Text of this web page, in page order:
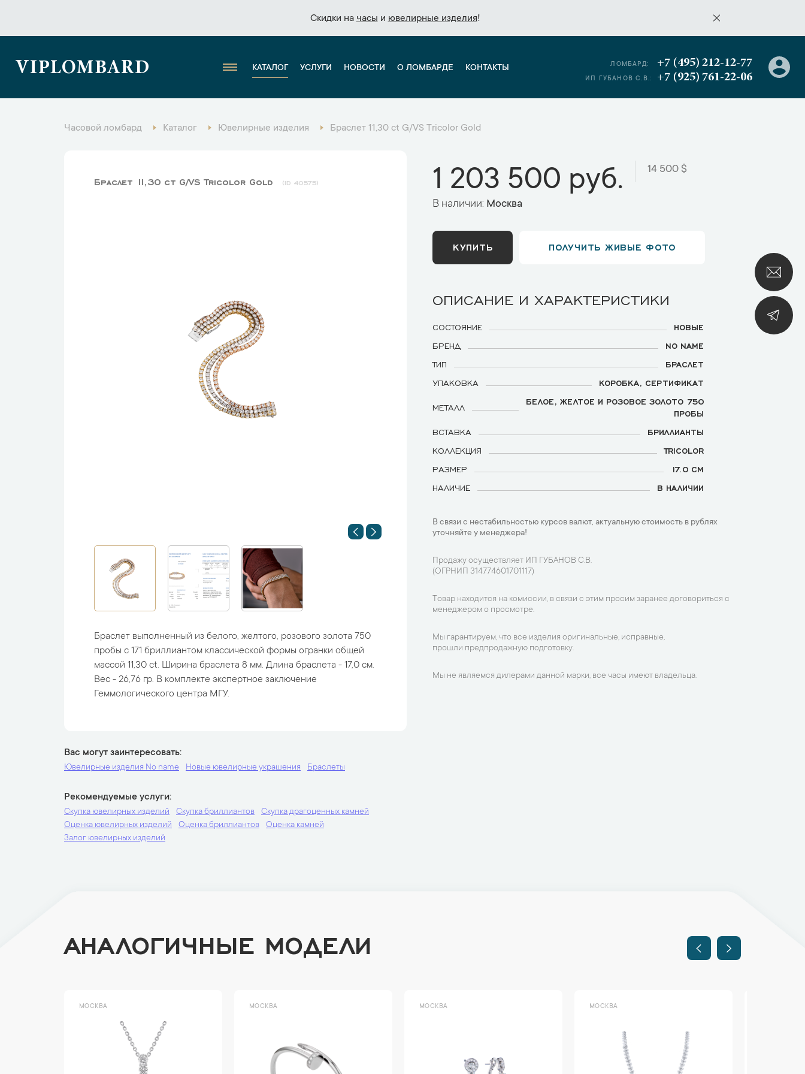
Скидки на часы и ювелирные изделия!
Скидки на часы и ювелирные изделия!
VIPLOMBARD КАТАЛОГ УСЛУГИ НОВОСТИ О ЛОМБАРДЕ КОНТАКТЫ ЛОМБАРД: +7 (495) 212-12-77
ИП ГУБАНОВ С.В.: +7 (925) 761-22-06
Часовой ломбард Каталог Ювелирные изделия Браслет 11,30 ct G/VS Tricolor Gold
Браслет 11,30 ct G/VS Tricolor Gold 40575
Браслет выполненный из белого, желтого, розового золота 750
пробы с 171 бриллиантом классической формы огранки общей
массой 11,30 ct. Ширина браслета 8 мм. Длина браслета - 17,0 см.
Вес - 26,76 гр. В комплекте экспертное заключение
Геммологического центра МГУ.
Вас могут заинтересовать
Ювелирные изделия No name Новые ювелирные украшения Браслеты
Рекомендуемые услуги
Скупка ювелирных изделий Скупка бриллиантов
Скупка драгоценных камней
Оценка ювелирных изделий
Оценка бриллиантов
Оценка камней
Залог ювелирных изделий
1 203 500 руб. 14 500 $
В наличии: Москва
КУПИТЬ ПОЛУЧИТЬ ЖИВЫЕ ФОТО
ОПИСАНИЕ И ХАРАКТЕРИСТИКИ
СОСТОЯНИЕ
НОВЫЕ
БРЕНД
NO NAME
ТИП
БРАСЛЕТ
УПАКОВКА
КОРОБКА, СЕРТИФИКАТ
МЕТАЛЛ
БЕЛОЕ, ЖЕЛТОЕ И РОЗОВОЕ ЗОЛОТО 750
ПРОБЫ
ВСТАВКА
БРИЛЛИАНТЫ
КОЛЛЕКЦИЯ
TRICOLOR
РАЗМЕР
17.0 СМ
НАЛИЧИЕ
В НАЛИЧИИ
В связи с нестабильностью курсов валют, актуальную стоимость в рублях
уточняйте у менеджера!
Продажу осуществляет ИП ГУБАНОВ С.В.
(ОГРНИП 314774601701117)
Товар находится на комиссии, в связи с этим просим заранее договориться с
менеджером о просмотре.
Мы гарантируем, что все изделия оригинальные, исправные,
прошли предпродажную подготовку.
Мы не являемся дилерами данной марки, все часы имеют владельца.
АНАЛОГИЧНЫЕ МОДЕЛИ
МОСКВА МОСКВА МОСКВА МОСКВА